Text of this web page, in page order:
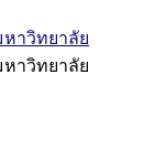
าวิทยาลัย
าวิทยาลัย